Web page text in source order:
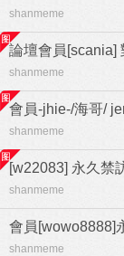
shanmeme
論壇會員[scania]
shanmeme
會員-jhie-/海哥/
shanmeme
[w22083] 永久禁
shanmeme
會員[wowo8888]
shanmeme